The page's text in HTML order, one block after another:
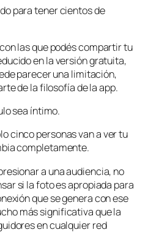
para tener cientos de
las que podés compartir tu
en la versión gratuita,
parecer una limitación,
de la filosofía de la app.
sea íntimo.
cinco personas van a ver tu
completamente.
a una audiencia, no
si la foto es apropiada para
que se genera con ese
más significativa que la
en cualquier red